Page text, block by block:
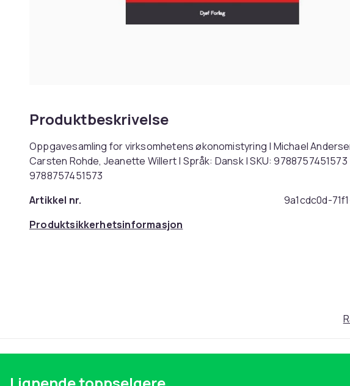
Produktbeskrivelse
Oppgavesamling for virksomhetens økonomistyring | Michael
Carsten Rohde, Jeanette Willert | Språk: Dansk | SKU: 9788757451573 |
9788757451573
Artikkel nr.
9a1cdc0d-
Produktsikkerhetsinformasjon